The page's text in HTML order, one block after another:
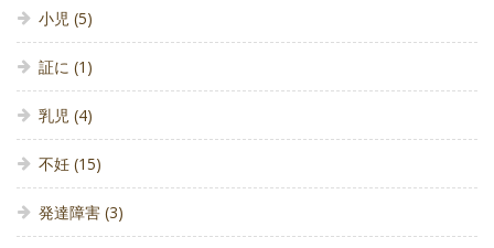
小児 (5)
証に (1)
乳児 (4)
不妊 (15)
発達障害 (3)